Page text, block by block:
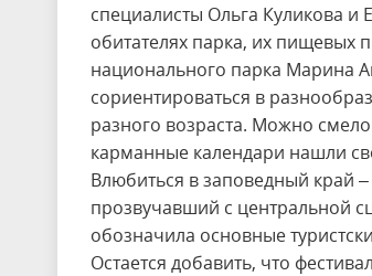
специалисты Ольга Куликова
обитателях парка, их пищевых
национального парка Марина
сориентироваться в
разного возраста. Можно смело
карманные календари нашли
Влюбиться в заповедный край
прозвучавший с центральной
обозначила основные
Остается добавить, что